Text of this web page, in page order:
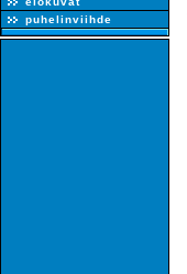
puhelinviihde